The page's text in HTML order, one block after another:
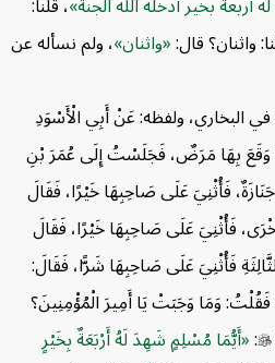
قال: واثنان ، ولم نسأله عن
البخاري، ولفظه: عَنْ أَبِي الْأَسْوَدِ
بِهَا مَرَضٌ، فَجَلَسْتُ إِلَى عُمَرَ بْنِ
فَأُثْنِيَ عَلَى صَاحِبِهَا خَيْرًا، فَقَالَ
فَأُثْنِيَ عَلَى صَاحِبِهَا خَيْرًا، فَقَالَ
فَأُثْنِيَ عَلَى صَاحِبِهَا شَرًّا، فَقَالَ:
وَمَا وَجَبَتْ يَا أَمِيرَ الْمُؤْمِنِينَ؟
أَيُّمَا مُسْلِمٍ شَهِدَ لَهُ أَرْبَعَةٌ بِخَيْرٍ